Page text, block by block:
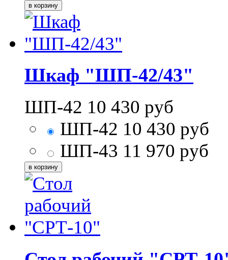
Шкаф "ШП-42/43"
ШП-42 10 430 руб
ШП-42 10 430 руб
ШП-43 11 970 руб